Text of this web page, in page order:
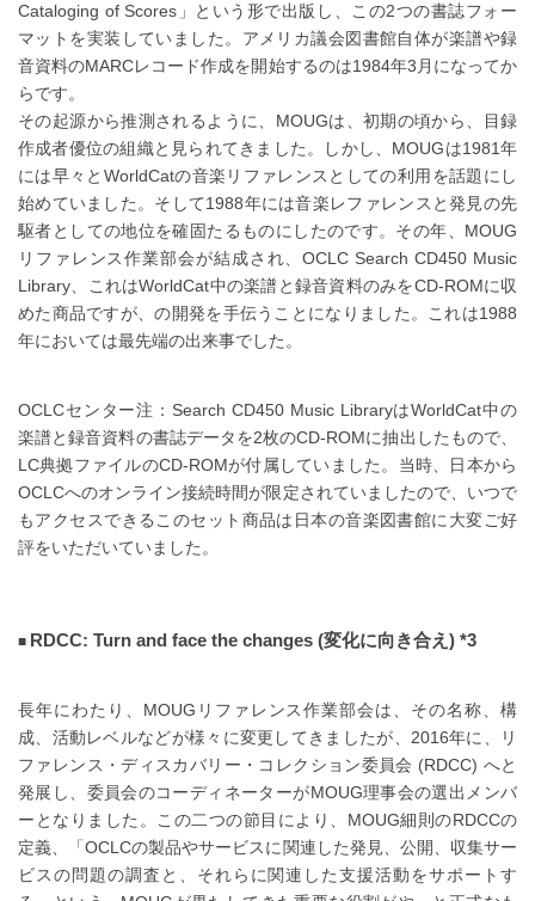
Cataloging of Scores」という形で出版し、この2つの書誌フォー
マットを実装していました。アメリカ議会図書館自体が楽譜や録
音資料のMARCレコード作成を開始するのは1984年3月になってか
らです。
その起源から推測されるように、MOUGは、初期の頃から、目録
作成者優位の組織と見られてきました。しかし、MOUGは1981年
には早々とWorldCatの音楽リファレンスとしての利用を話題にし
始めていました。そして1988年には音楽レファレンスと発見の先
駆者としての地位を確固たるものにしたのです。その年、MOUG
リファレンス作業部会が結成され、OCLC Search CD450 Music
Library、これはWorldCat中の楽譜と録音資料のみをCD-ROMに収
めた商品ですが、の開発を手伝うことになりました。これは1988
年においては最先端の出来事でした。
OCLCセンター注：Search CD450 Music LibraryはWorldCat中の
楽譜と録音資料の書誌データを2枚のCD-ROMに抽出したもので、
LC典拠ファイルのCD-ROMが付属していました。当時、日本から
OCLCへのオンライン接続時間が限定されていましたので、いつで
もアクセスできるこのセット商品は日本の音楽図書館に大変ご好
評をいただいていました。
RDCC: Turn and face the changes (変化に向き合え) *3
長年にわたり、MOUGリファレンス作業部会は、その名称、構
成、活動レベルなどが様々に変更してきましたが、2016年に、リ
ファレンス・ディスカバリー・コレクション委員会 (RDCC) へと
発展し、委員会のコーディネーターがMOUG理事会の選出メンバ
ーとなりました。この二つの節目により、MOUG細則のRDCCの
定義、「OCLCの製品やサービスに関連した発見、公開、収集サー
ビスの問題の調査と、それらに関連した支援活動をサポートす